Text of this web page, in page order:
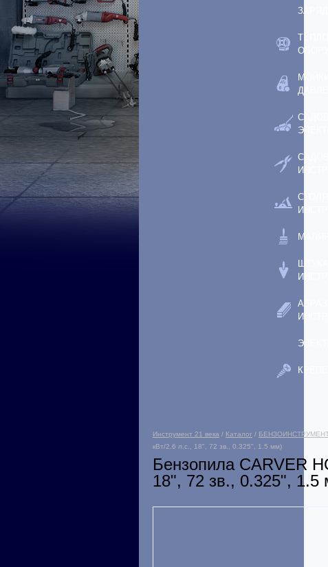
Инструмент 21 века / Каталог /
кВт/2.6 л.с., 18", 72 зв., 0.325", 1.5 мм)
Бензопила CARVER
18", 72 зв., 0.325", 1.5